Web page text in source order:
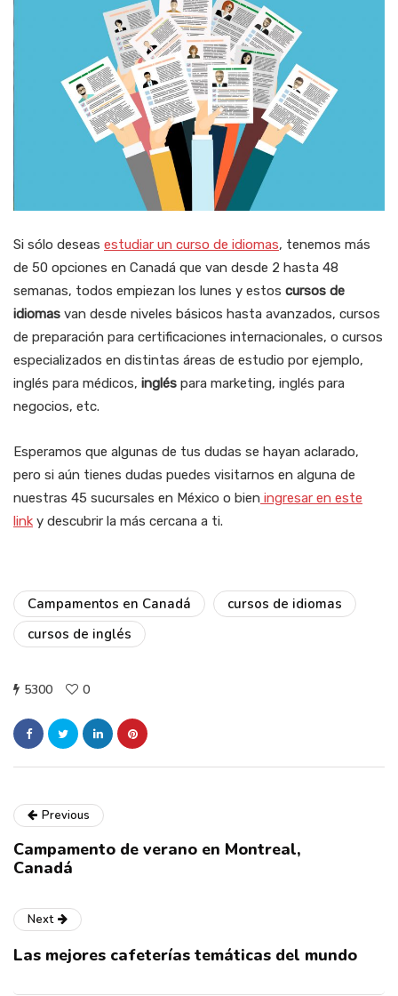
Si sólo deseas estudiar un curso de idiomas, tenemos más
de 50 opciones en Canadá que van desde 2 hasta 48
semanas, todos empiezan los lunes y estos cursos de
idiomas van desde niveles básicos hasta avanzados, cursos
de preparación para certificaciones internacionales, o cursos
especializados en distintas áreas de estudio por ejemplo,
inglés para médicos, inglés para marketing, inglés para
negocios, etc.
Esperamos que algunas de tus dudas se hayan aclarado,
pero si aún tienes dudas puedes visitarnos en alguna de
nuestras 45 sucursales en México o bien ingresar en este
link y descubrir la más cercana a ti.
Campamentos en Canadá
cursos de idiomas
cursos de inglés
5300 0
Previous
Campamento de verano en Montreal,
Canadá
Next
Las mejores cafeterías temáticas del mundo